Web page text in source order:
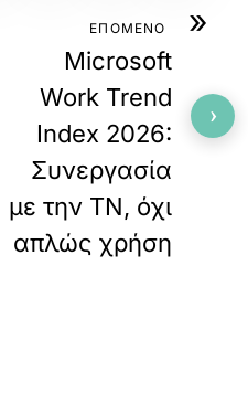
»
ΕΠΟΜΕΝΟ
Microsoft
Work Trend
Index 2026:
Συνεργασία
με την ΤΝ, όχι
απλώς χρήση
›